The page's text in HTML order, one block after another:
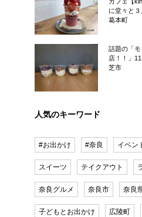
カフェ【
に堂々と
葛本町
話題の「
店！！」
芝市
人気のキーワード
#お出かけ #奈良 イベン
スイーツ テイクアウト
奈良グルメ 奈良市 奈良
子どもとお出かけ 広陵町